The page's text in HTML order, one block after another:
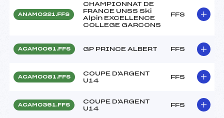
ANAM0321.FFS
CHAMPIONNAT DE
FRANCE UNSS Ski
Alpin EXCELLENCE
COLLEGE GARCONS
FFS
ACAM0061.FFS GP PRINCE ALBERT FFS
ACAM0081.FFS
COUPE D'ARGENT
U14
FFS
ACAM0361.FFS
COUPE D'ARGENT
U14
FFS